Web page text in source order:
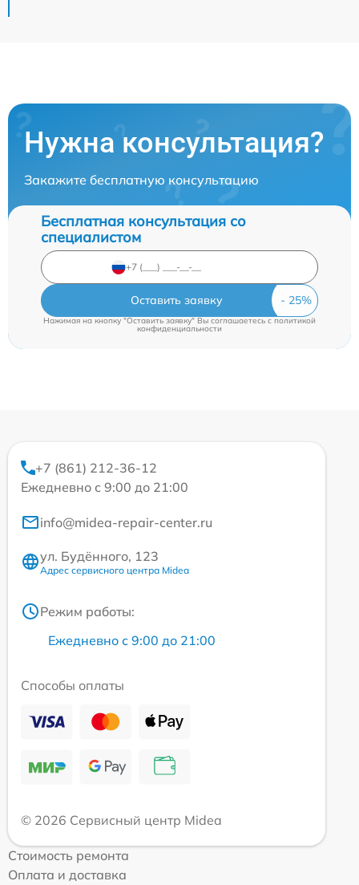
Нужна консультация?
Закажите бесплатную консультацию
Бесплатная консультация со
специалистом
Оставить заявку
Нажимая на кнопку "Оставить заявку" Вы соглашаетесь cполитикой
конфиденциальности
+7 (861) 212-36-12
Ежедневно с 9:00 до 21:00
info@midea-repair-center.ru
ул. Будённого, 123
Адрес сервисного центра Midea
Режим работы:
Ежедневно с 9:00 до 21:00
Способы оплаты
© 2026 Сервисный центр Midea
Стоимость ремонта
Оплата и доставка